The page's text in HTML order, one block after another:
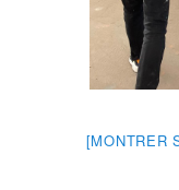
[MONTRER